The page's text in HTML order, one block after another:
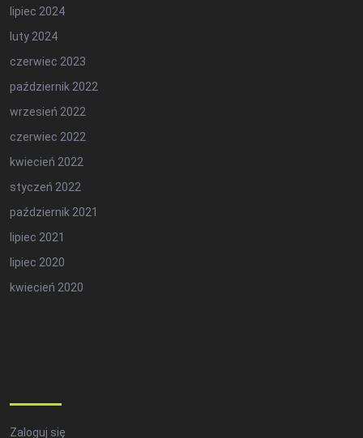
lipiec 2024
luty 2024
czerwiec 2023
październik 2022
wrzesień 2022
czerwiec 2022
kwiecień 2022
styczeń 2022
październik 2021
lipiec 2021
lipiec 2020
kwiecień 2020
Zaloguj się